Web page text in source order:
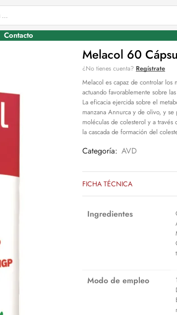
Contacto
Melacol 60
¿No tienes cuenta? Regístrate
Melacol es capaz de controlar los
actuando favorablemente sobre
La eficacia ejercida sobre el
manzana Annurca y de olivo, y
moléculas de colesterol y a
la cascada de formación del
Categoría: AVD
FICHA TÉCNICA
Ingredientes
Modo de empleo